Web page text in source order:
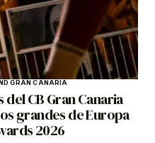
GRAN CANARIA
CB Gran Canaria
grandes de Europa
2026